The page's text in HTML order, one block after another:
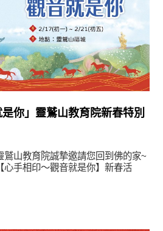
是你」靈鷲山教育院新春特別
鷲山教育院誠摯邀請您回到佛的家~
心手相印～觀音就是你】新春活